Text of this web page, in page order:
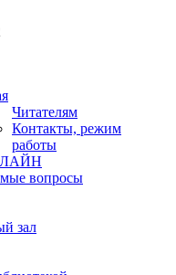
Читателям
Контакты, режим
работы
вопросы
зал